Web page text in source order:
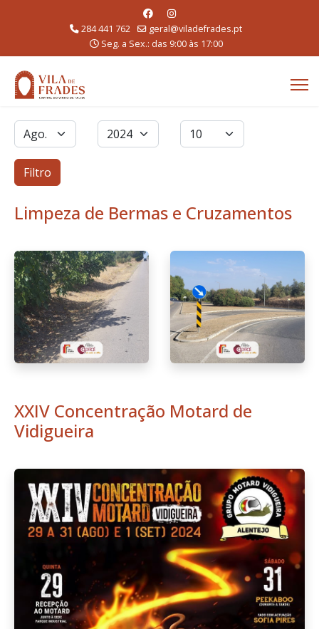
284 441 762
geral@viladefrades.pt
Seg. a Sex.: das 9:00 às 17:00
Filtros
Mês Ano Qtd. a exibir
Filtro
Limpeza de Bermas e Cruzamentos
XXIV Concentração Motard de
Vidigueira